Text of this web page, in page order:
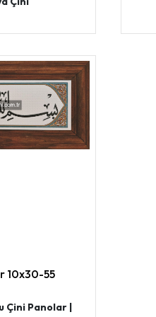
10x30-55
Çini Panolar |